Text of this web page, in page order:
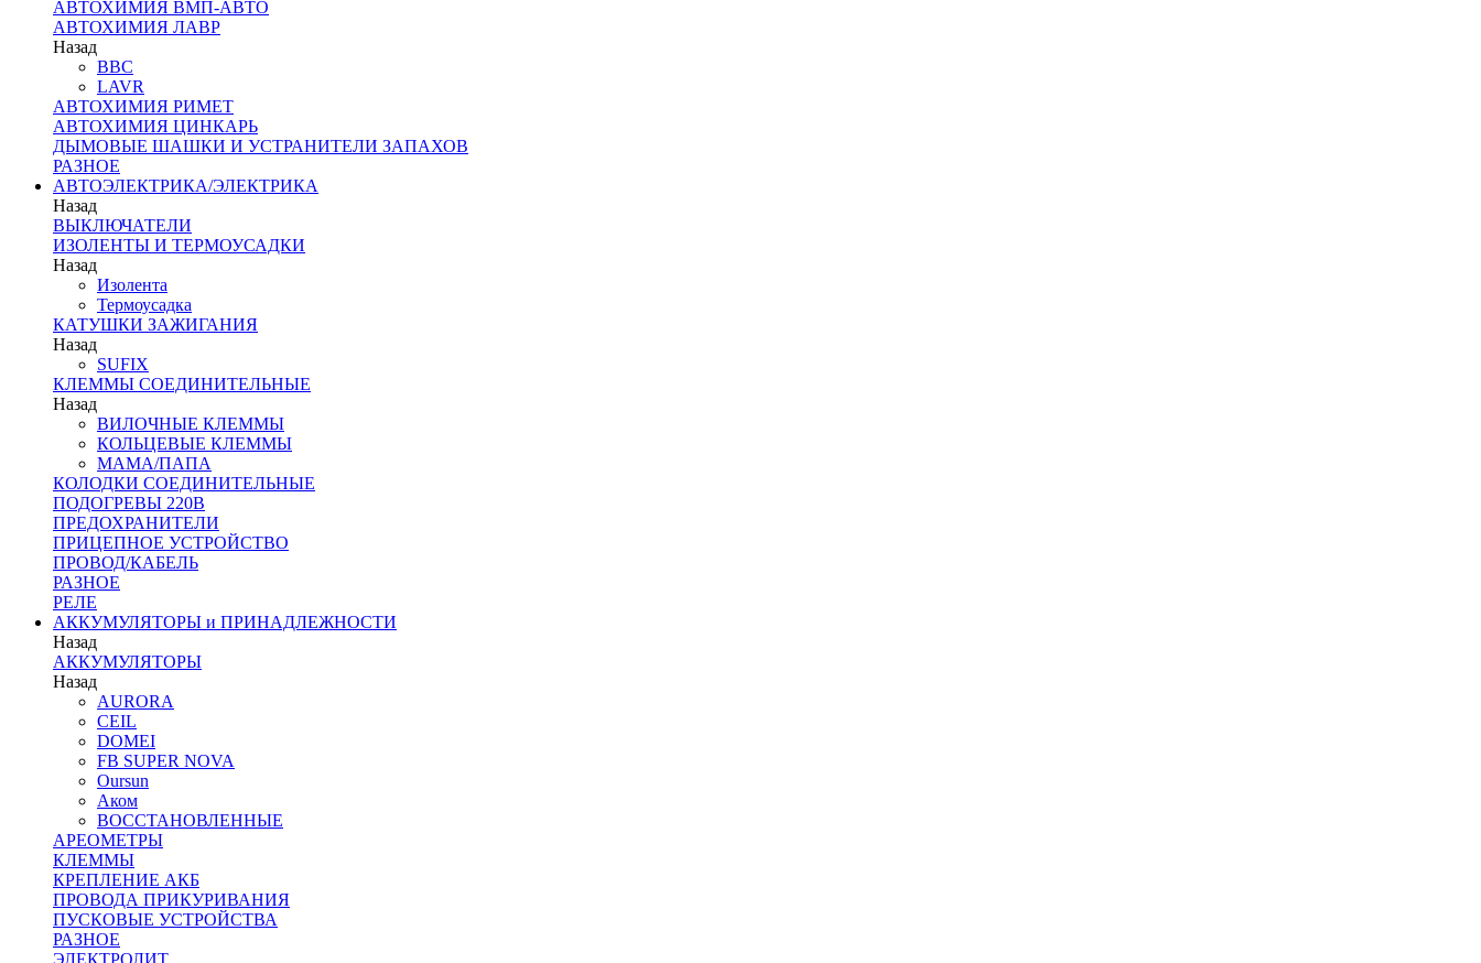
АВТОХИМИЯ ВМП-АВТО
АВТОХИМИЯ ЛАВР
Назад
BBC
LAVR
АВТОХИМИЯ РИМЕТ
АВТОХИМИЯ ЦИНКАРЬ
ДЫМОВЫЕ ШАШКИ И УСТРАНИТЕЛИ ЗАПАХОВ
РАЗНОЕ
АВТОЭЛЕКТРИКА/ЭЛЕКТРИКА
Назад
ВЫКЛЮЧАТЕЛИ
ИЗОЛЕНТЫ И ТЕРМОУСАДКИ
Назад
Изолента
Термоусадка
КАТУШКИ ЗАЖИГАНИЯ
Назад
SUFIX
КЛЕММЫ СОЕДИНИТЕЛЬНЫЕ
Назад
ВИЛОЧНЫЕ КЛЕММЫ
КОЛЬЦЕВЫЕ КЛЕММЫ
МАМА/ПАПА
КОЛОДКИ СОЕДИНИТЕЛЬНЫЕ
ПОДОГРЕВЫ 220В
ПРЕДОХРАНИТЕЛИ
ПРИЦЕПНОЕ УСТРОЙСТВО
ПРОВОД/КАБЕЛЬ
РАЗНОЕ
РЕЛЕ
АККУМУЛЯТОРЫ и ПРИНАДЛЕЖНОСТИ
Назад
АККУМУЛЯТОРЫ
Назад
AURORA
CEIL
DOMEI
FB SUPER NOVA
Oursun
Аком
ВОССТАНОВЛЕННЫЕ
АРЕОМЕТРЫ
КЛЕММЫ
КРЕПЛЕНИЕ АКБ
ПРОВОДА ПРИКУРИВАНИЯ
ПУСКОВЫЕ УСТРОЙСТВА
РАЗНОЕ
ЭЛЕКТРОЛИТ